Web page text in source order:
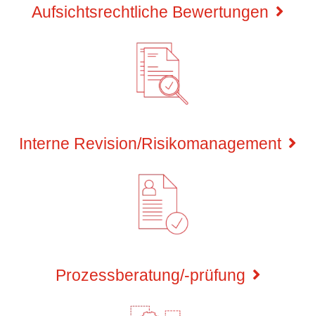
Aufsichtsrechtliche Bewertungen
Interne Revision/Risikomanagement
Prozessberatung/-prüfung